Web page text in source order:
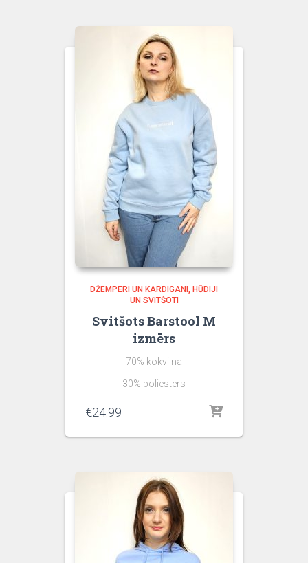
DŽEMPERI UN KARDIGANI
HŪDIJI
UN SVITŠOTI
Svitšots Barstool M
izmērs
70% kokvilna
30% poliesters
€24.99